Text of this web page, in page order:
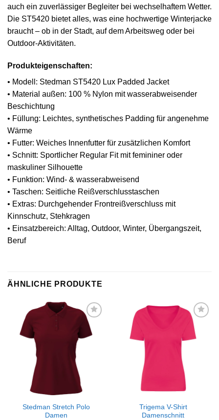
auch ein zuverlässiger Begleiter bei wechselhaftem Wetter.
Die ST5420 bietet alles, was eine hochwertige Winterjacke
braucht – ob in der Stadt, auf dem Arbeitsweg oder bei
Outdoor-Aktivitäten.
Produkteigenschaften:
• Modell: Stedman ST5420 Lux Padded Jacket
• Material außen: 100 % Nylon mit wasserabweisender
Beschichtung
• Füllung: Leichtes, synthetisches Padding für angenehme
Wärme
• Futter: Weiches Innenfutter für zusätzlichen Komfort
• Schnitt: Sportlicher Regular Fit mit femininer oder
maskuliner Silhouette
• Funktion: Wind- & wasserabweisend
• Taschen: Seitliche Reißverschlusstaschen
• Extras: Durchgehender Frontreißverschluss mit
Kinnschutz, Stehkragen
• Einsatzbereich: Alltag, Outdoor, Winter, Übergangszeit,
Beruf
ÄHNLICHE PRODUKTE
Artikel
merken
Stedman Stretch Polo
Damen
Artikel
merken
Trigema V-Shirt
Damenschnitt